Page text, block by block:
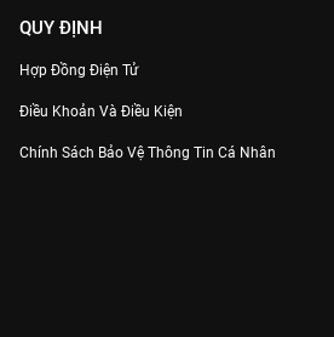
QUY ĐỊNH
Hợp Đồng Điện Tử
Điều Khoản Và Điều Kiện
Chính Sách Bảo Vệ Thông Tin Cá Nhân